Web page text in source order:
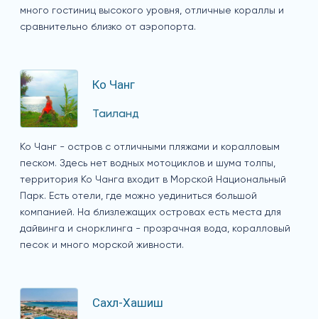
много гостиниц высокого уровня, отличные кораллы и
сравнительно близко от аэропорта.
Ко Чанг
Таиланд
Ко Чанг - остров с отличными пляжами и коралловым
песком. Здесь нет водных мотоциклов и шума толпы,
территория Ко Чанга входит в Морской Национальный
Парк. Есть отели, где можно уединиться большой
компанией. На близлежащих островах есть места для
дайвинга и снорклинга - прозрачная вода, коралловый
песок и много морской живности.
Сахл-Хашиш